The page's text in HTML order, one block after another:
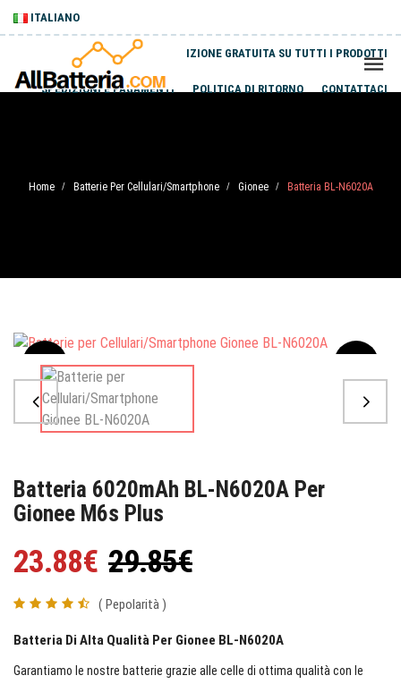
ITALIANO
SPEDIZIONE GRATUITA SU TUTTI I PRODOTTI
SPEDIZIONI E PAGAMENTI POLITICA DI RITORNO CONTATTACI
Home / Batterie Per Cellulari/Smartphone / Gionee / Batteria BL-N6020A
Sale
Batteria 6020mAh BL-N6020A Per
Gionee M6s Plus
23.88€ 29.85€
( Pepolarità )
Batteria Di Alta Qualità Per Gionee BL-N6020A
Garantiamo le nostre batterie grazie alle celle di ottima qualità con le